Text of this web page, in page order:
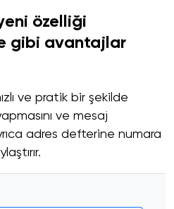
özelliği
gibi avantajlar
ve pratik bir şekilde
ve mesaj
adres defterine numara